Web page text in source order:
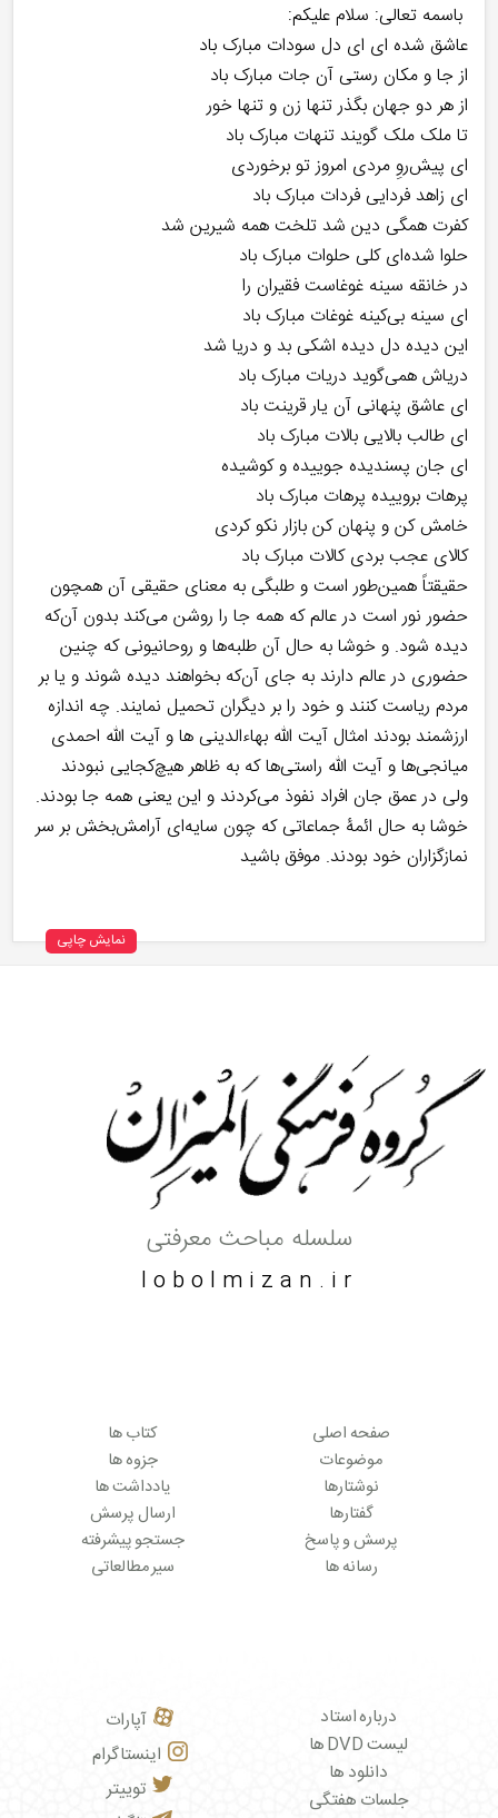
باسمه تعالی: سلام علیکم:
عاشق شده ای ای دل سودات مبارک باد
از جا و مکان رستی آن جات مبارک باد
از هر دو جهان بگذر تنها زن و تنها خور
تا ملک ملک گویند تنهات مبارک باد
ای پیش‌روِ مردی امروز تو برخوردی
ای زاهد فردایی فردات مبارک باد
کفرت همگی دین شد تلخت همه شیرین شد
حلوا شده‌ای کلی حلوات مبارک باد
در خانقه سینه غوغاست فقیران را
ای سینه بی‌کینه غوغات مبارک باد
این دیده دل دیده اشکی بد و دریا شد
دریاش همی‌گوید دریات مبارک باد
ای عاشق پنهانی آن یار قرینت باد
ای طالب بالایی بالات مبارک باد
ای جان پسندیده جوییده و کوشیده
پرهات بروییده پرهات مبارک باد
خامش کن و پنهان کن بازار نکو کردی
کالای عجب بردی کالات مبارک باد
حقیقتاً همین‌طور است و طلبگی به معنای حقیقی آن همچون
حضور نور است در عالم که همه جا را روشن می‌کند بدون آن‌که
دیده شود. و خوشا به حال آن طلبه‌ها و روحانیونی که چنین
حضوری در عالم دارند به جای آن‌که بخواهند دیده شوند و یا بر
مردم ریاست کنند و خود را بر دیگران تحمیل نمایند. چه اندازه
ارزشمند بودند امثال آیت الله بهاءالدینی ها و آیت الله احمدی
میانجی‌ها و آیت الله راستی‌ها که به ظاهر هیچ‌کجایی نبودند
ولی در عمق جان افراد نفوذ می‌کردند و این یعنی همه جا بودند.
خوشا به حال ائمۀ جماعاتی که چون سایه‌ای آرامش‌بخش بر سر
نمازگزاران خود بودند. موفق باشید
نمایش چاپی
سلسله مباحث معرفتی
lobolmizan.ir
صفحه اصلی
موضوعات
نوشتارها
گفتارها
پرسش و پاسخ
رسانه ها
کتاب ها
جزوه ها
یادداشت ها
ارسال پرسش
جستجو پیشرفته
سیر مطالعاتی
درباره استاد
لیست DVD ها
دانلود ها
جلسات هفتگی
آپارات
اینستاگرام
توییتر